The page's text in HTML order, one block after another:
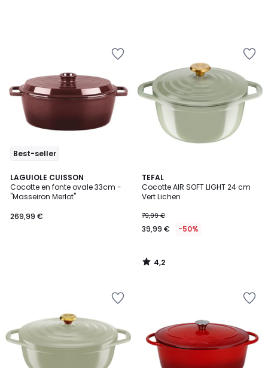
Best-seller
LAGUIOLE CUISSON
Cocotte en fonte ovale 33cm -
"Masseiron Merlot"
269,99 €
TEFAL
Cocotte AIR SOFT LIGHT 24 cm
Vert Lichen
79,99 €
39,99 € -50%
4,2
/ 5
4,2
/